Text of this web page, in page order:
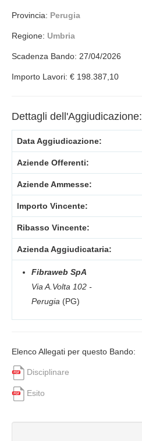
Provincia: Perugia
Regione: Umbria
Scadenza Bando: 27/04/2026
Importo Lavori: € 198.387,10
Dettagli dell'Aggiudicazione:
Data Aggiudicazione:
Aziende Offerenti:
Aziende Ammesse:
Importo Vincente:
Ribasso Vincente:
Azienda Aggiudicataria:
Fibraweb SpA
Via A.Volta 102 -
Perugia (PG)
Elenco Allegati per questo Bando:
Disciplinare
Esito